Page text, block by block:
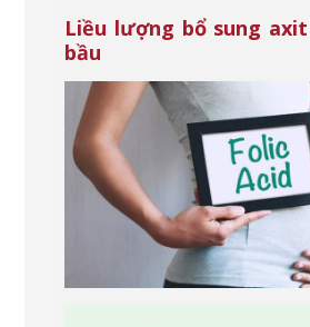
Liều lượng bổ sung
bầu